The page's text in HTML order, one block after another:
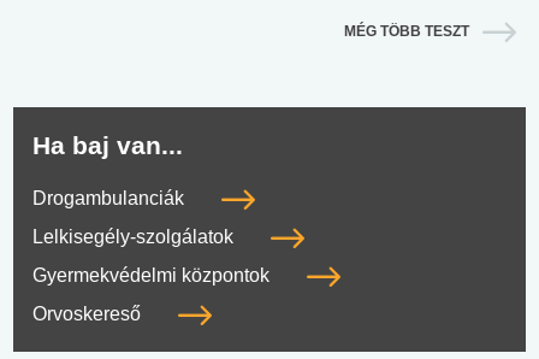
MÉG TÖBB TESZT
Ha baj van...
Drogambulanciák
Lelkisegély-szolgálatok
Gyermekvédelmi központok
Orvoskereső